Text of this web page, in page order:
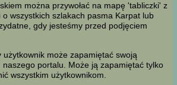
można przywołać na mapę 'tabliczki' z
wszystkich szlakach pasma Karpat lub
gdy jesteśmy przed podjęciem
użytkownik może zapamiętać swoją
naszego portalu. Może ją zapamiętać tylko
wszystkim użytkownikom.